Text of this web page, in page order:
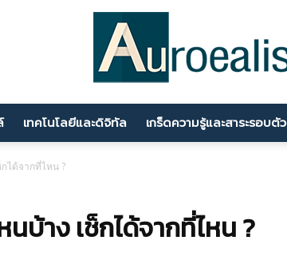
นานา
เทคโนโลยีและดิจิทัล เกร็ดความรู้และสาระรอบตัว
ได้จากที่ไหน ?
บ้าง เช็กได้จากที่ไหน ?